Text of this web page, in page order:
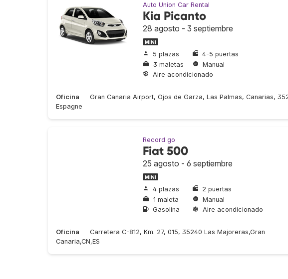
Auto Union Car Rental
Kia Picanto
28 agosto - 3 septiembre
MINI
5 plazas
4-5 puertas
3 maletas
Manual
Aire acondicionado
Oficina
Gran Canaria Airport, Ojos de Garza, Las Palmas, Canarias,
Espagne
Record go
Fiat 500
25 agosto - 6 septiembre
MINI
4 plazas
2 puertas
1 maleta
Manual
Gasolina
Aire acondicionado
Oficina
Carretera C-812, Km. 27, 015, 35240 Las Majoreras,Gran
Canaria,CN,ES